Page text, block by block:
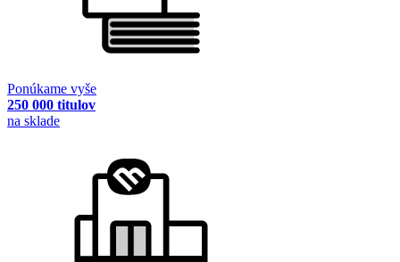
Ponúkame vyše
250 000 titulov
na sklade